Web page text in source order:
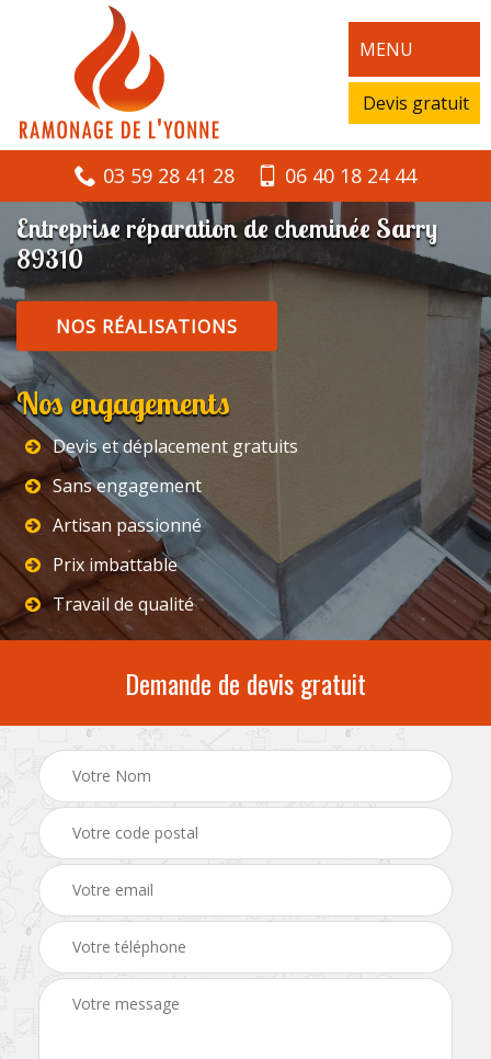
MENU
Devis gratuit
03 59 28 41 28 06 40 18 24 44
Entreprise réparation de cheminée Sarry
89310
NOS RÉALISATIONS
Nos engagements
Devis et déplacement gratuits
Sans engagement
Artisan passionné
Prix imbattable
Travail de qualité
Demande de devis gratuit